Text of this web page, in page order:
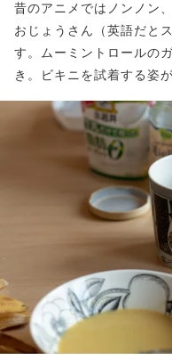
昔のアニメではノンノン
おじょうさん（英語だと
す。ムーミントロールの
き。ビキニを試着する姿